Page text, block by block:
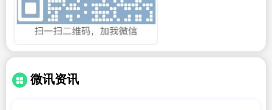
微讯资讯